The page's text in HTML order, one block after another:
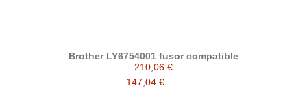
Brother LY6754001 fusor compatible
210,06 €
147,04 €